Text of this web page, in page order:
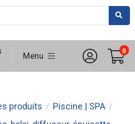
Menu
0
produits / Piscine | SPA /